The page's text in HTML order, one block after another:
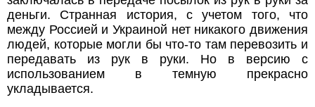
деньги. Странная история, с учетом того, что
между Россией и Украиной нет никакого движения
людей, которые могли бы что-то там перевозить и
передавать из рук в руки. Но в версию с
использованием в темную прекрасно
укладывается.